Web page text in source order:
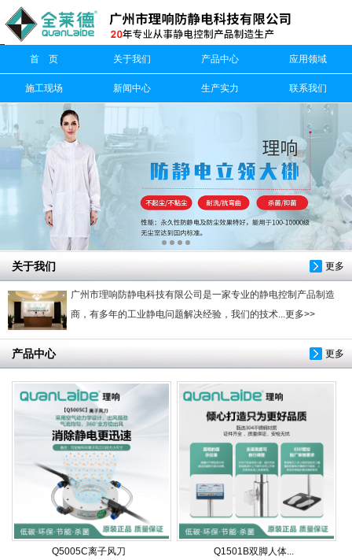
首 页 关于我们 产品中心 应用领域
施工现场 新闻中心 生产实力 联系我们
更多
关于我们
广州市理响防静电科技有限公司是一家专业的静电控制产品制造
商，有多年的工业静电问题解决经验，我们的技术...更多>>
更多
产品中心
Q5005C离子风刀 Q1501B双脚人体...
搜索